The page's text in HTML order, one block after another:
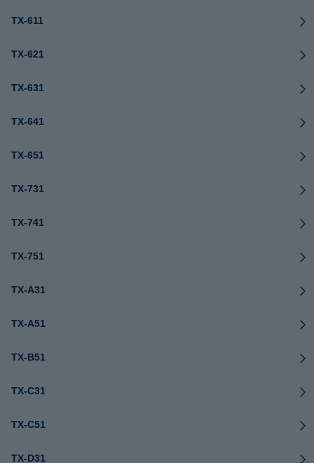
TX-611
TX-621
TX-631
TX-641
TX-651
TX-731
TX-741
TX-751
TX-A31
TX-A51
TX-B51
TX-C31
TX-C51
TX-D31